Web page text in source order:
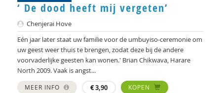
‘ De dood heeft mij vergeten’
Chenjerai Hove
Eén jaar later staat uw familie voor de umbuyiso-ceremonie om
uw geest weer thuis te brengen, zodat deze bij de andere
voorvaderlijke geesten kan wonen.' Brian Chikwava, Harare
North 2009. Vaak is angst...
MEER INFO €3,90
KOPEN